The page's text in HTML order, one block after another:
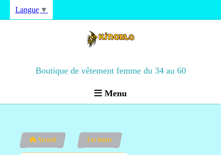
Boutique de vêtement femme du 34 au 60
Menu
Accueil Les hauts
Langue ▼